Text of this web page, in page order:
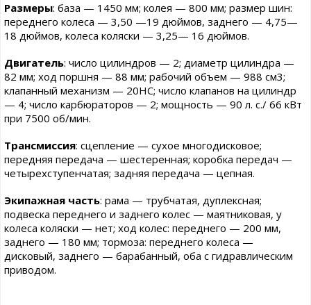
Размеры: база — 1450 мм; колея — 800 мм; размер шин:
переднего колеса — 3,50 —19 дюймов, заднего — 4,75—
18 дюймов, колеса коляски — 3,25— 16 дюймов.
Двигатель: число цилиндров — 2; диаметр цилиндра —
82 мм; ход поршня — 88 мм; рабочий объем — 988 см3;
клапанный механизм — 20НС; число клапанов на цилиндр
— 4; число карбюраторов — 2; мощность — 90 л. c./ 66 кВт
при 7500 об/мин.
Трансмиссия: сцепление — сухое многодисковое;
передняя передача — шестеренная; коробка передач —
четырехступенчатая; задняя передача — цепная.
Экипажная часть: рама — трубчатая, дуплексная;
подвеска переднего и заднего колес — маятниковая, у
колеса коляски — нет; ход колес: переднего — 200 мм,
заднего — 180 мм; тормоза: переднего колеса —
дисковый, заднего — барабанный, оба с гидравлическим
приводом.